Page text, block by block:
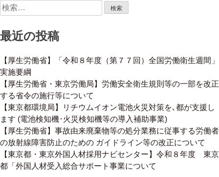
検
索:
最近の投稿
【厚生労働省】「令和８年度（第７７回）全国労働衛生週間」
実施要綱
【厚生労働省・東京労働局】労働安全衛生規則等の一部を改正
する省令の施行等について
【東京都環境局】リチウムイオン電池火災対策を､都が支援し
ます (電池検知機･火災検知機等の導入補助事業)
【厚生労働省】事故由来廃棄物等の処分業務に従事する労働者
の放射線障害防止のための ガイドライン等の改正について
【東京都・東京外国人材採用ナビセンター】令和８年度 東京
都「外国人材受入総合サポート事業について